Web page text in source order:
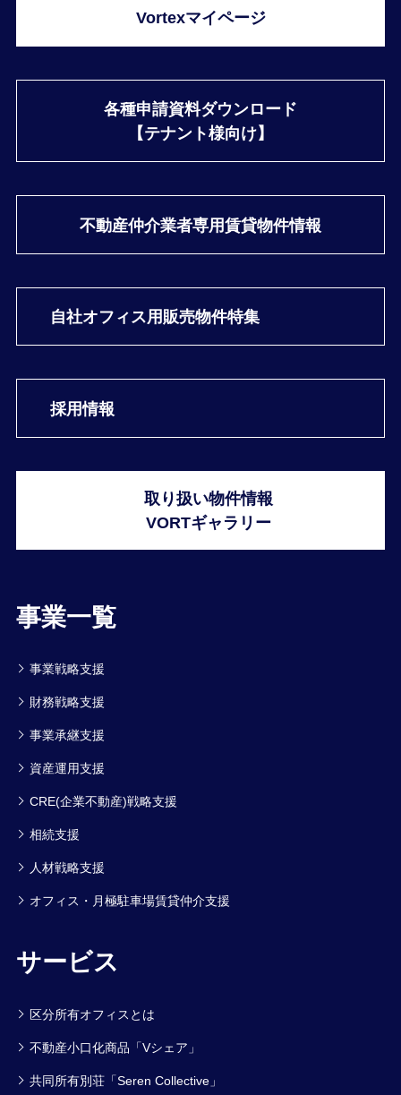
Vortexマイページ
各種申請資料ダウンロード
【テナント様向け】
不動産仲介業者専用賃貸物件情報
自社オフィス用販売物件特集
採用情報
事業一覧
事業戦略支援
財務戦略支援
事業承継支援
資産運用支援
CRE(企業不動産)戦略支援
相続支援
人材戦略支援
オフィス・月極駐車場賃貸仲介支援
サービス
区分所有オフィスとは
不動産小口化商品「Vシェア」
共同所有別荘「Seren Collective」
取り扱い物件情報
VORTギャラリー